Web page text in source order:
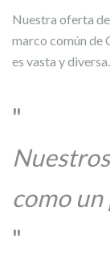
Nuestra oferta
marco común de
es vasta y diversa.
como un